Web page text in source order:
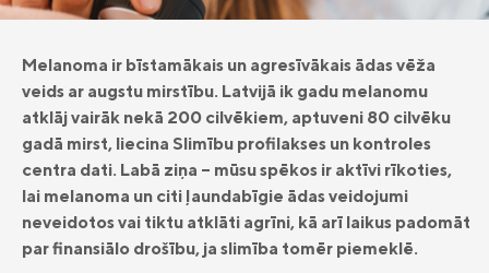
apdrošināšanas pakalpojumi
Zelta OCTA
KASKO
Īpašuma apdrošināšana
Saules paneļu apdrošināšana
Pirkuma apdrošināšana
Ceļojumu apdrošināšana
Civiltiesiskās atbildības apdrošināšana
Seesam kritisko saslimšanu apdrošināšana
Compensa Seesam veselības
apdrošināšana
Compensa Life Veselības apdrošināšana
privātpersonām
Compensa Life Veselības apdrošināšana
juridiskām personām
Compensa Nelaimes gadījumu
apdrošināšana
Compensa Life Nelaimes gadījumu
apdrošināšana
Melanoma ir bīstamākais un agresīvākais ādas vēža
veids ar augstu mirstību. Latvijā ik gadu melanomu
atklāj vairāk nekā 200 cilvēkiem, aptuveni 80 cilvēku
gadā mirst, liecina Slimību profilakses un kontroles
centra dati. Labā ziņa – mūsu spēkos ir aktīvi rīkoties,
lai melanoma un citi ļaundabīgie ādas veidojumi
neveidotos vai tiktu atklāti agrīni, kā arī laikus padomāt
par finansiālo drošību, ja slimība tomēr piemeklē.